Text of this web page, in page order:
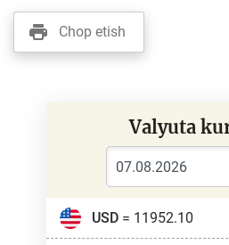
Chop etish
Valyuta
USD= 11952.10